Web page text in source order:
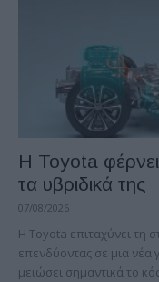
Η Toyota
τα υβριδικά της
07/08/2026
Η Toyota επιταχύνει τη
επενδύοντας σε μια νέα
μειώσει σημαντικά το